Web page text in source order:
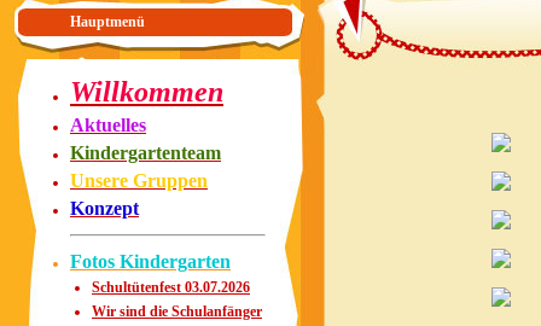
Hauptmenü
Willkommen
Aktuelles
Kindergartenteam
Unsere Gruppen
Konzept
Fotos Kindergarten
Schultütenfest 03.07.2026
Wir sind die Schulanfänger